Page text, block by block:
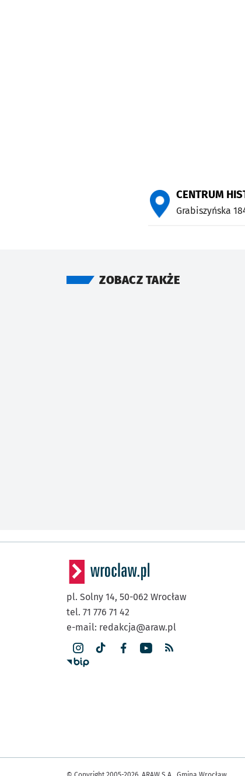
CENTRUM
Grabiszyńska
ZOBACZ TAKŻE
pl. Solny 14, 50-062 Wrocław
tel. 71 776 71 42
e-mail: redakcja@araw.pl